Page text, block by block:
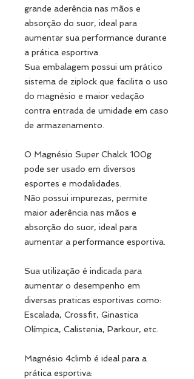
grande aderência nas mãos e
absorção do suor, ideal para
aumentar sua performance durante
a prática esportiva.
Sua embalagem possui um prático
sistema de ziplock que facilita o uso
do magnésio e maior vedação
contra entrada de umidade em caso
de armazenamento.
O Magnésio Super Chalck 100g
pode ser usado em diversos
esportes e modalidades.
Não possui impurezas, permite
maior aderência nas mãos e
absorção do suor, ideal para
aumentar a performance esportiva.
Sua utilização é indicada para
aumentar o desempenho em
diversas praticas esportivas como:
Escalada, Crossfit, Ginastica
Olímpica, Calistenia, Parkour, etc.
Magnésio 4climb é ideal para a
prática esportiva: